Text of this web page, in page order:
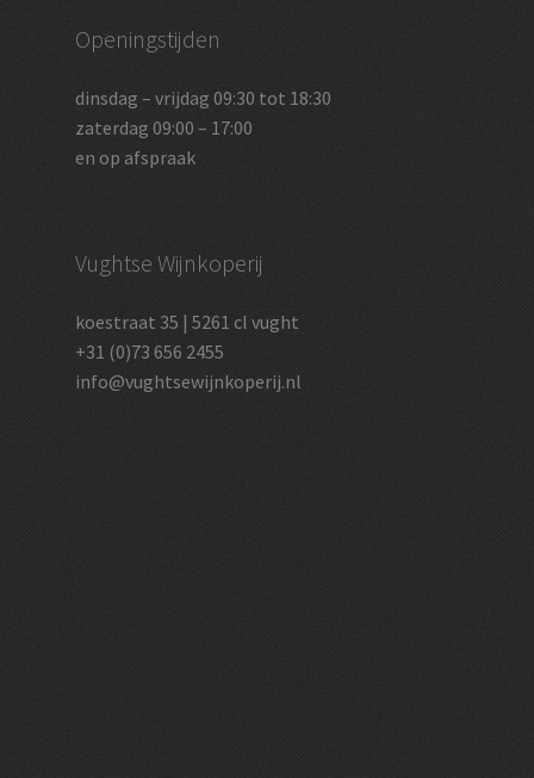
Openingstijden
dinsdag – vrijdag 09:30 tot 18:30
zaterdag 09:00 – 17:00
en op afspraak
Vughtse Wijnkoperij
koestraat 35 | 5261 cl vught
+31 (0)73 656 2455
info@vughtsewijnkoperij.nl